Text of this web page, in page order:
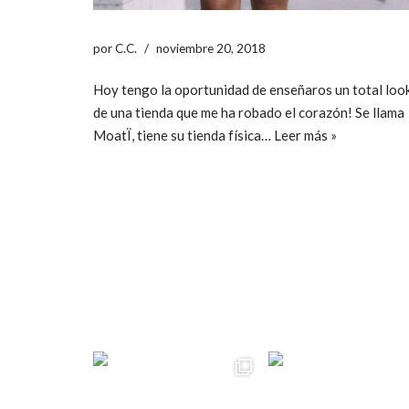
porC.C. noviembre 20, 2018
Hoy tengo la oportunidad de enseñaros un total
de una tienda que me ha robado el corazón! Se llama
MoatÏ, tiene su tienda física… Leer más »